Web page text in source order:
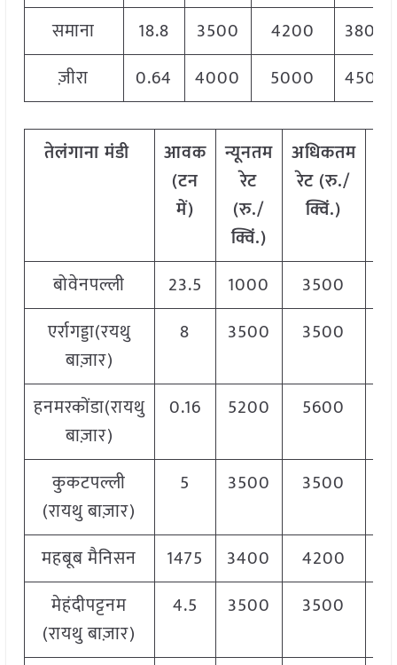
समाना 18.8 3500 4200
3800
ज़ीरा
0.64 4000 5000 4500
तेलंगानामंडी
आवक
(टन
में)
न्यूनतम
रेट
(रु./
क्विं.)
अधिकतम
रेट (रु./
क्विं.)
बोवेनपल्ली
23.5 1000 3500
एर्रागड्डा(रयथु
बाज़ार)
8 3500 3500
हनमरकोंडा(रायथु
बाज़ार)
0.16 5200 5600
कुकटपल्ली
(रायथु बाज़ार)
5 3500 3500
महबूब मैनिसन 1475 3400 4200
मेहंदीपट्टनम
(रायथु बाज़ार)
4.5 3500 3500